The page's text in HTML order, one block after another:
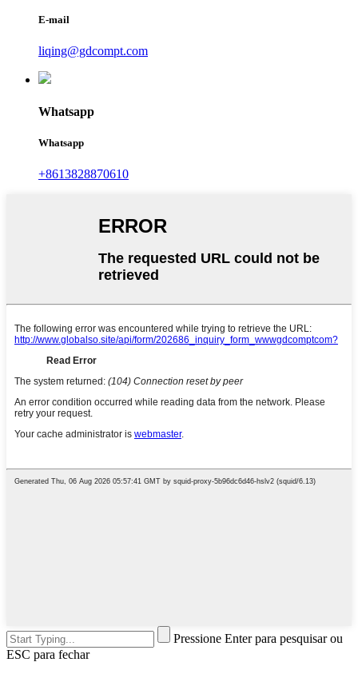
E-mail
liqing@gdcompt.com
Whatsapp
Whatsapp
+8613828870610
Pressione Enter para pesquisar ou
ESC para fechar